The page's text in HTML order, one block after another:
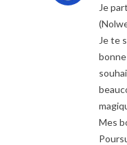
Je
Je te
Mes